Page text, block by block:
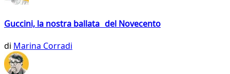
Guccini, la nostra ballata del Novecento
di Marina Corradi